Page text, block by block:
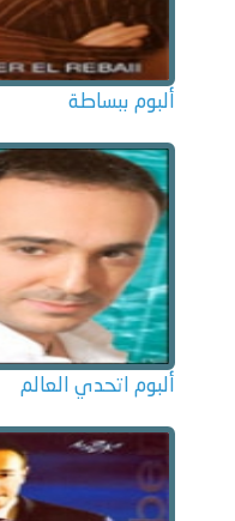
ألبوم ببساطة
ألبوم اتحدي العالم